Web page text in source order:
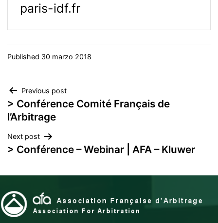
paris-idf.fr
Published 30 marzo 2018
Navegación
de
entradas
Previous post
> Conférence Comité Français de
l’Arbitrage
Next post
> Conférence – Webinar | AFA – Kluwer